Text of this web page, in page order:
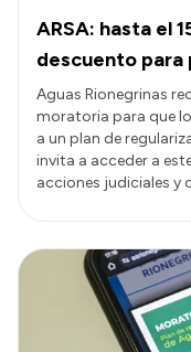
ARSA: hasta el
descuento para
Aguas Rionegrinas
moratoria para que
a un plan de
invita a acceder a
acciones judiciales y